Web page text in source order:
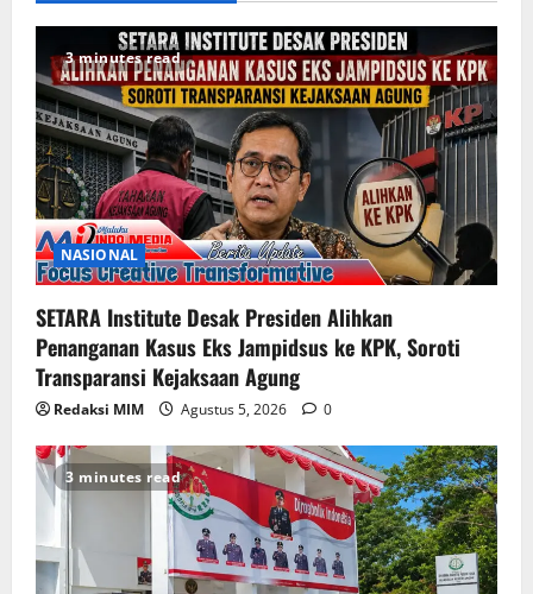
3 minutes read
NASIONAL
SETARA Institute Desak Presiden Alihkan
Penanganan Kasus Eks Jampidsus ke KPK, Soroti
Transparansi Kejaksaan Agung
Redaksi MIM Agustus 5, 2026 0
3 minutes read